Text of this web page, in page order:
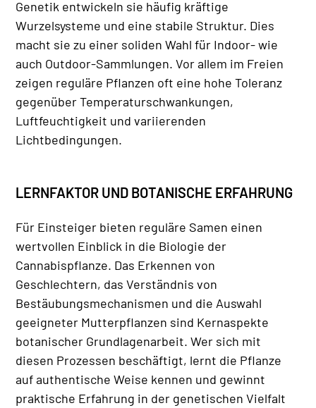
Genetik entwickeln sie häufig kräftige
Wurzelsysteme und eine stabile Struktur. Dies
macht sie zu einer soliden Wahl für Indoor- wie
auch Outdoor-Sammlungen. Vor allem im Freien
zeigen reguläre Pflanzen oft eine hohe Toleranz
gegenüber Temperaturschwankungen,
Luftfeuchtigkeit und variierenden
Lichtbedingungen.
LERNFAKTOR UND BOTANISCHE ERFAHRUNG
Für Einsteiger bieten reguläre Samen einen
wertvollen Einblick in die Biologie der
Cannabispflanze. Das Erkennen von
Geschlechtern, das Verständnis von
Bestäubungsmechanismen und die Auswahl
geeigneter Mutterpflanzen sind Kernaspekte
botanischer Grundlagenarbeit. Wer sich mit
diesen Prozessen beschäftigt, lernt die Pflanze
auf authentische Weise kennen und gewinnt
praktische Erfahrung in der genetischen Vielfalt